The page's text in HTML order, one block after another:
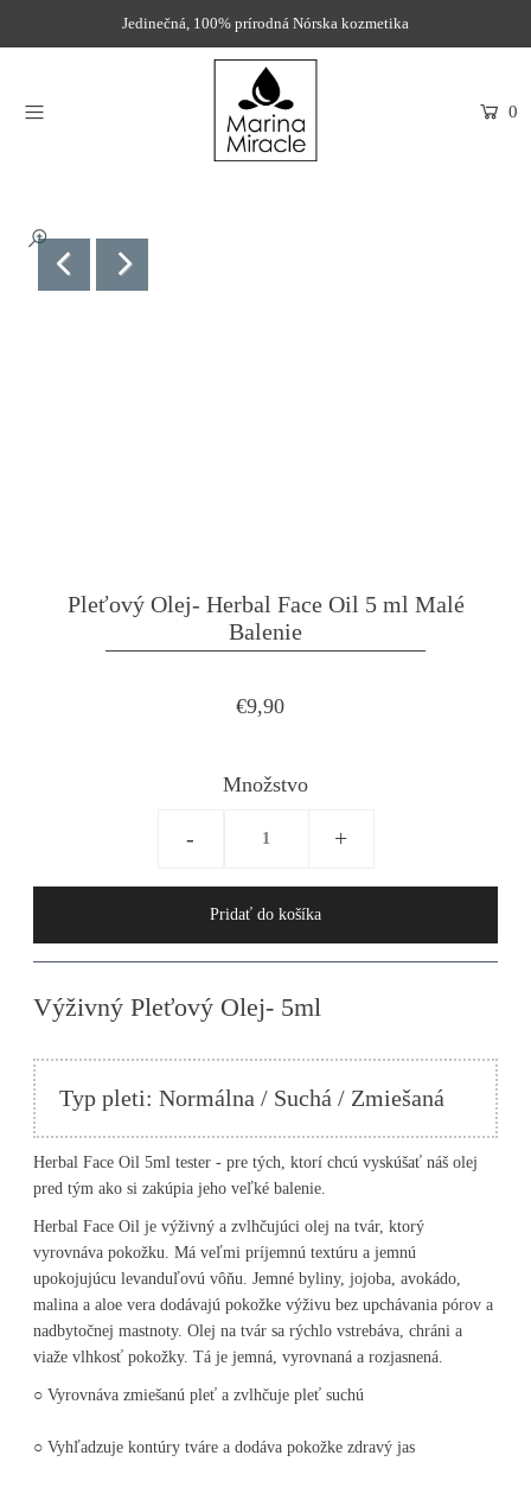
Jedinečná, 100% prírodná Nórska kozmetika
0
Pleťový Olej- Herbal Face Oil 5 ml Malé
Balenie
€9,90
Množstvo
- +
Výživný Pleťový Olej- 5ml
Typ pleti: Normálna / Suchá / Zmiešaná
Herbal Face Oil 5ml tester - pre tých, ktorí chcú vyskúšať náš olej
pred tým ako si zakúpia jeho veľké balenie.
Herbal Face Oil je výživný a zvlhčujúci olej na tvár, ktorý
vyrovnáva pokožku. Má veľmi príjemnú textúru a jemnú
upokojujúcu levanduľovú vôňu. Jemné byliny, jojoba, avokádo,
malina a aloe vera dodávajú pokožke výživu bez upchávania pórov a
nadbytočnej mastnoty. Olej na tvár sa rýchlo vstrebáva, chráni a
viaže vlhkosť pokožky. Tá je jemná, vyrovnaná a rozjasnená.
○ Vyrovnáva zmiešanú pleť a zvlhčuje pleť suchú
○ Vyhľadzuje kontúry tváre a dodáva pokožke zdravý jas
DOMOV
O NÁS
RECENZIE